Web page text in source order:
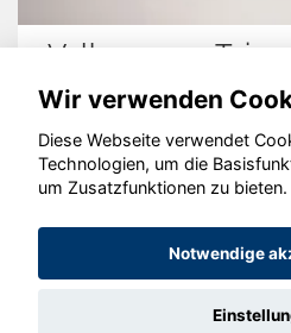
Volkswagen Taigo
© konjunkturmotor.de
Wir verwenden
Diese Webseite verwendet
Technologien, um die
um Zusatzfunktionen zu bieten.
Notwendige